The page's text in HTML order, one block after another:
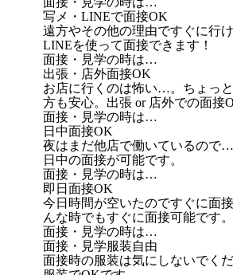
写メ・LINEで面接OK
遠方やその他の理由ですぐに行
LINEを使って面接できます！
面接・見学の時は…
出張・店外面接OK
お店に行くのは怖い…。ちょっ
方も安心。出張 or 店外での面接
面接・見学の時は…
日中面接OK
夜はまだ他店で働いているので…
日中の面接が可能です。
面接・見学の時は…
即日面接OK
今日時間が空いたのですぐに面
んな時でもすぐに面接可能です。
面接・見学の時は…
面接・見学服装自由
面接時の服装は気にしないでく